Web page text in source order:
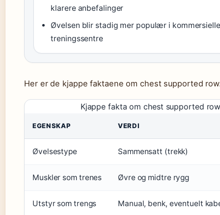
klarere anbefalinger
Øvelsen blir stadig mer populær i kommersielle
treningssentre
Her er de kjappe faktaene om chest supported
Kjappe fakta om chest supported
EGENSKAP VERDI
Øvelsestype Sammensatt (trekk)
Muskler som trenes Øvre og midtre rygg
Utstyr som trengs Manual, benk, eventuelt